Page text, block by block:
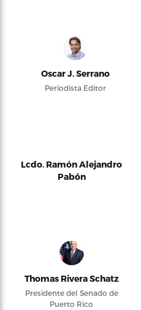
Oscar J. Serrano
Periodista Editor
Lcdo. Ramón Alejandro
Pabón
Thomas Rivera Schatz
Presidente del Senado de
Puerto Rico